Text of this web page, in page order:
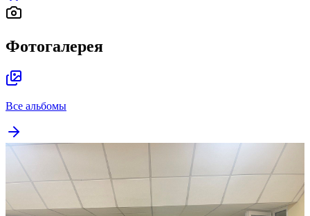
Фотогалерея
Все альбомы